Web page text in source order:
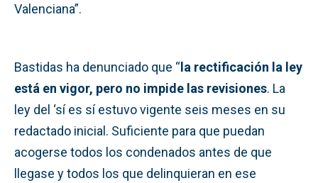
Valenciana”.
Bastidas ha denunciado que “la rectificación la ley
está en vigor, pero no impide las revisiones. La
ley del ‘sí es sí estuvo vigente seis meses en su
redactado inicial. Suficiente para que puedan
acogerse todos los condenados antes de que
llegase y todos los que delinquieran en ese